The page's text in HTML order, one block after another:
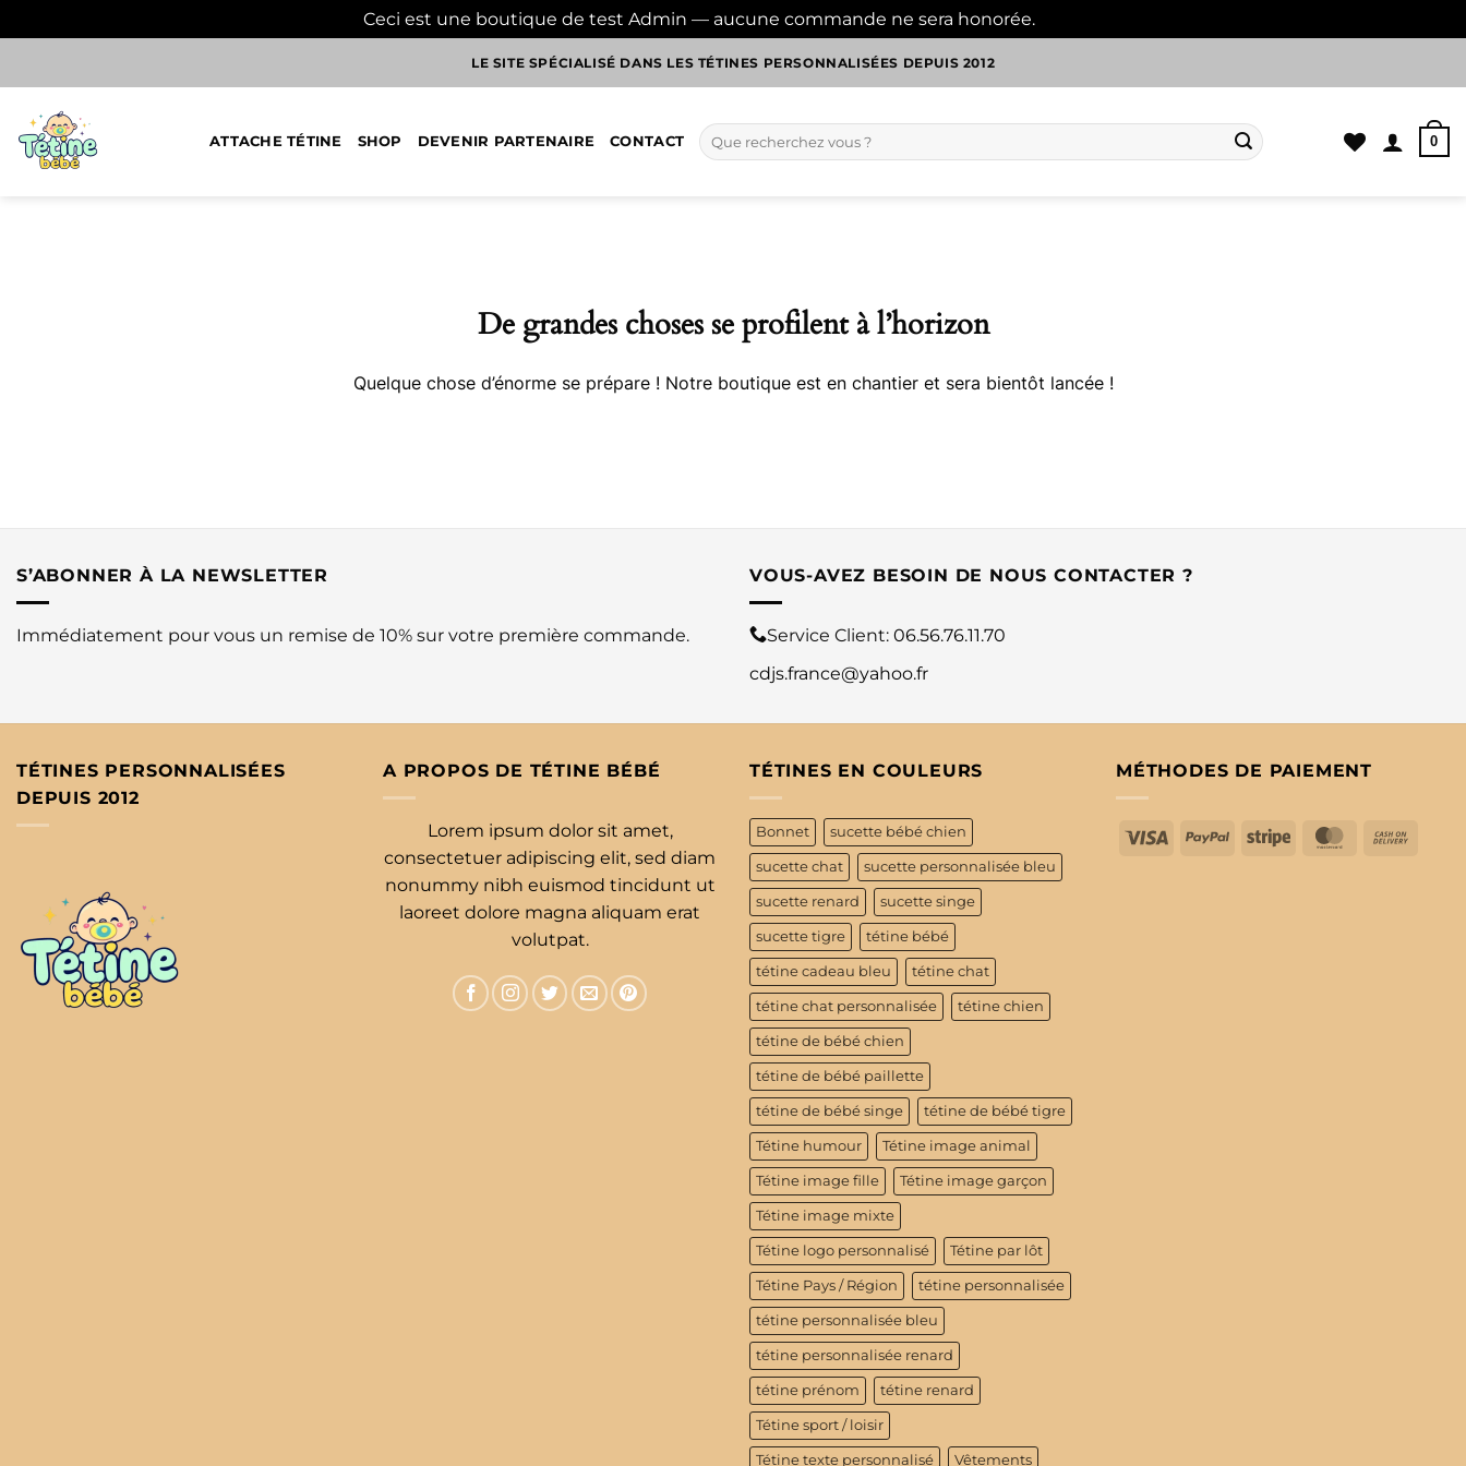
Ceci est une boutique de test Admin — aucune commande ne sera honorée.
LE SITE SPÉCIALISÉ DANS LES TÉTINES PERSONNALISÉES DEPUIS 2012
ATTACHE TÉTINE SHOP DEVENIR PARTENAIRE CONTACT
Recherche
pour :
0
De grandes choses se profilent à l’horizon
Quelque chose d’énorme se prépare ! Notre boutique est en chantier et sera bientôt lancée !
S’ABONNER À LA NEWSLETTER
Immédiatement pour vous un remise de 10% sur votre première commande.
VOUS-AVEZ BESOIN DE NOUS CONTACTER ?
Service Client: 06.56.76.11.70
cdjs.france@yahoo.fr
TÉTINES PERSONNALISÉES
DEPUIS 2012
A PROPOS DE TÉTINE BÉBÉ
Lorem ipsum dolor sit amet,
consectetuer adipiscing elit, sed diam
nonummy nibh euismod tincidunt ut
laoreet dolore magna aliquam erat
volutpat.
TÉTINES EN COULEURS
Bonnet sucette bébé chien
sucette chat sucette personnalisée bleu
sucette renard sucette singe
sucette tigre tétine bébé
tétine cadeau bleu tétine chat
tétine chat personnalisée tétine chien
tétine de bébé chien
tétine de bébé paillette
tétine de bébé singe tétine de bébé tigre
Tétine humour Tétine image animal
Tétine image fille Tétine image garçon
Tétine image mixte
Tétine logo personnalisé Tétine par lôt
Tétine Pays / Région tétine personnalisée
tétine personnalisée bleu
tétine personnalisée renard
tétine prénom tétine renard
Tétine sport / loisir
Tétine texte personnalisé Vêtements
MÉTHODES DE PAIEMENT
Visa PayPalStripe MasterCard